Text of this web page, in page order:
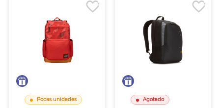
Pocas unidades Agotado